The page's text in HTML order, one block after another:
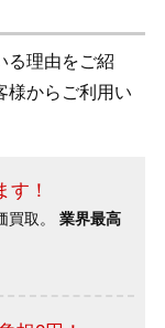
る理由をご紹
様からご利用い
す！
買取。 業界最高